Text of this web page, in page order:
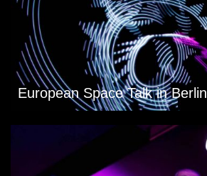
European Space Talk in Berlin